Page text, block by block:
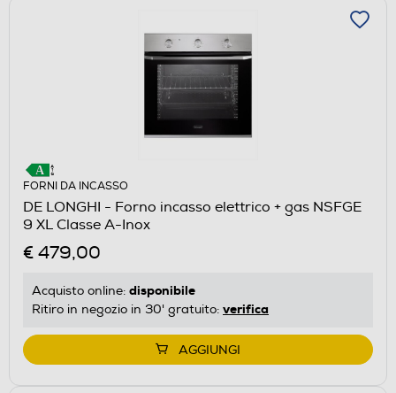
FORNI DA INCASSO
DE LONGHI - Forno incasso elettrico + gas NSFGE
9 XL Classe A-Inox
€ 479,00
Acquisto online: disponibile
Ritiro in negozio in 30' gratuito: verifica
AGGIUNGI